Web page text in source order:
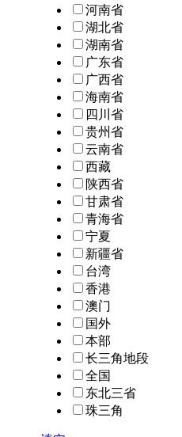
河南省
湖北省
湖南省
广东省
广西省
海南省
四川省
贵州省
云南省
西藏
陕西省
甘肃省
青海省
宁夏
新疆省
台湾
香港
澳门
国外
本部
长三角地段
全国
东北三省
珠三角